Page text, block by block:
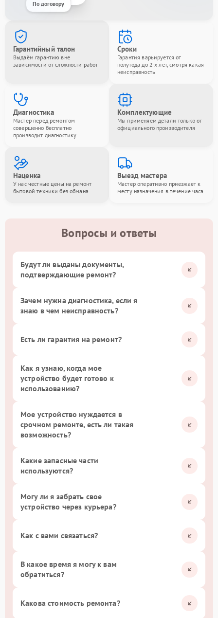
По договору
Гарантийный талон
Выдаём гарантию вне
зависимости от сложности работ
Сроки
Гарантия варьируется от
полугода до 2-х лет, смотря какая
неисправность
Диагностика
Мастер перед ремонтом
совершенно бесплатно
производит диагностику
Комплектующие
Мы применяем детали только от
официального производителя
Наценка
У нас честные цены на ремонт
бытовой техники без обмана
Выезд мастера
Мастер оперативно приезжает к
месту назначения в течение часа
Вопросы и ответы
Будут ли выданы документы,
подтверждающие ремонт?
Зачем нужна диагностика, если я
знаю в чем неисправность?
Есть ли гарантия на ремонт?
Как я узнаю, когда мое
устройство будет готово к
использованию?
Мое устройство нуждается в
срочном ремонте, есть ли такая
возможность?
Какие запасные части
используются?
Могу ли я забрать свое
устройство через курьера?
Как с вами связаться?
В какое время я могу к вам
обратиться?
Какова стоимость ремонта?